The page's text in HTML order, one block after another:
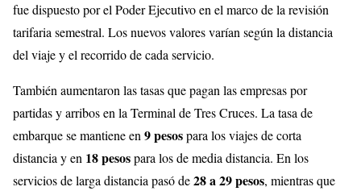
fue dispuesto por el Poder Ejecutivo en el marco de la revisión
tarifaria semestral. Los nuevos valores varían según la distancia
del viaje y el recorrido de cada servicio.
También aumentaron las tasas que pagan las empresas por
partidas y arribos en la Terminal de Tres Cruces. La tasa de
embarque se mantiene en9 pesospara los viajes de corta
distancia y en 18 pesospara los de media distancia. En los
servicios de larga distancia pasó de28 a 29 pesos, mientras que